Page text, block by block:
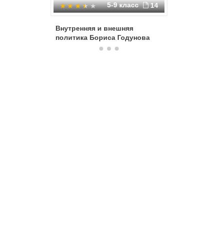
5-9 класс 14
Внутренняя и внешняя
политика Бориса Годунова